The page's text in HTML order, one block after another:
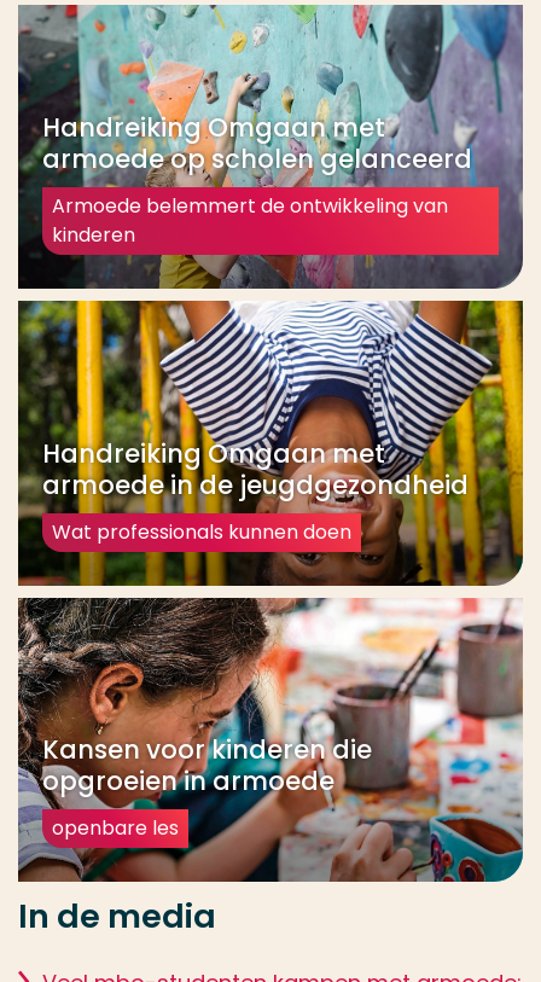
Handreiking Omgaan met
armoede op scholen gelanceerd
Armoede belemmert de ontwikkeling van
kinderen
Handreiking Omgaan met
armoede in de jeugdgezondheid
Wat professionals kunnen doen
Kansen voor kinderen die
opgroeien in armoede
openbare les
In de media